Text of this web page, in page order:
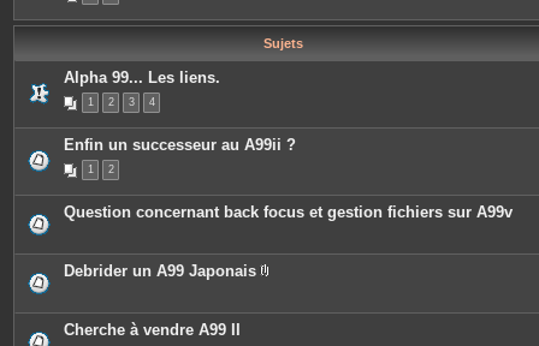
n
Sujets
Alpha 99... Les liens.
1 2 3 4
Enfin un successeur au A99ii ?
1 2
Question concernant back focus et gestion fichiers sur A99v
Debrider un A99 Japonais
è
Cherche à vendre A99 II